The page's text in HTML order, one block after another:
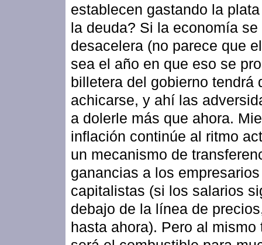
establecen gastando la
la deuda? Si la economía se
desacelera (no parece que
sea el año en que eso se
billetera del gobierno tendrá
achicarse, y ahí las
a dolerle más que ahora.
inflación continúe al ritmo
un mecanismo de
ganancias a los empresarios
capitalistas (si los salarios
debajo de la línea de
hasta ahora). Pero al mismo